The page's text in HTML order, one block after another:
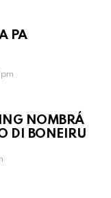
PA
NOMBRÁ
DI BONEIRU